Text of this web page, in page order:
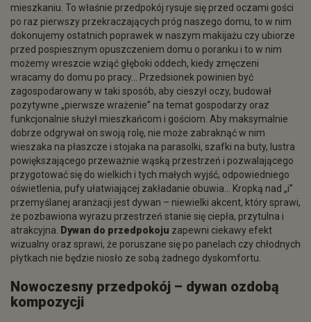
mieszkaniu. To właśnie przedpokój rysuje się przed oczami gości
po raz pierwszy przekraczających próg naszego domu, to w nim
dokonujemy ostatnich poprawek w naszym makijażu czy ubiorze
przed pospiesznym opuszczeniem domu o poranku i to w nim
możemy wreszcie wziąć głęboki oddech, kiedy zmęczeni
wracamy do domu po pracy… Przedsionek powinien być
zagospodarowany w taki sposób, aby cieszył oczy, budował
pozytywne „pierwsze wrażenie” na temat gospodarzy oraz
funkcjonalnie służył mieszkańcom i gościom. Aby maksymalnie
dobrze odgrywał on swoją rolę, nie może zabraknąć w nim
wieszaka na płaszcze i stojaka na parasolki, szafki na buty, lustra
powiększającego przeważnie wąską przestrzeń i pozwalającego
przygotować się do wielkich i tych małych wyjść, odpowiedniego
oświetlenia, pufy ułatwiającej zakładanie obuwia… Kropką nad „i”
przemyślanej aranżacji jest dywan – niewielki akcent, który sprawi,
że pozbawiona wyrazu przestrzeń stanie się ciepła, przytulna i
atrakcyjna.
Dywan do przedpokoju zapewni ciekawy efekt
wizualny oraz sprawi, że poruszane się po panelach czy chłodnych
płytkach nie będzie niosło ze sobą żadnego dyskomfortu.
Nowoczesny przedpokój – dywan ozdobą
kompozycji